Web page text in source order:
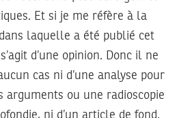
Et si je me réfère à la
laquelle a été publié cet
d’une opinion. Donc il ne
cas ni d’une analyse pour
arguments ou une radioscopie
ni d’un article de fond.